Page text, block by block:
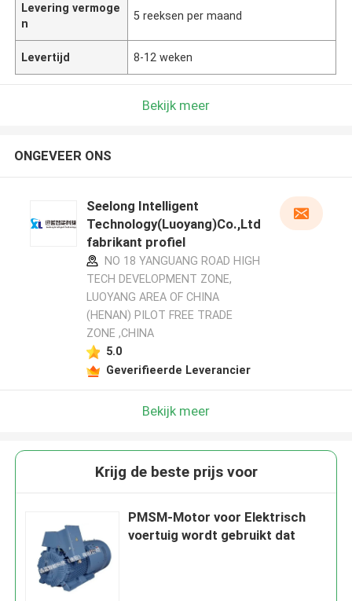
Levering vermoge
n
5 reeksen per maand
Levertijd 8-12 weken
Bekijk meer
ONGEVEER ONS
Seelong Intelligent
Technology(Luoyang)Co.,Ltd
fabrikant profiel
NO 18 YANGUANG ROAD HIGH
TECH DEVELOPMENT ZONE,
LUOYANG AREA OF CHINA
(HENAN) PILOT FREE TRADE
ZONE ,CHINA
5.0
Geverifieerde Leverancier
Bekijk meer
Krijg de beste prijs voor
PMSM-Motor voor Elektrisch
voertuig wordt gebruikt dat